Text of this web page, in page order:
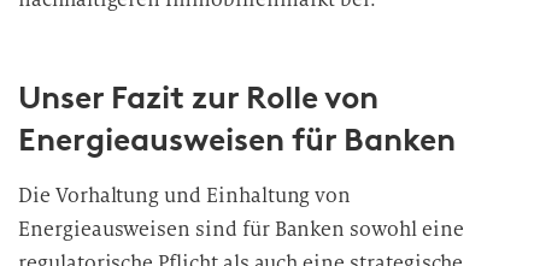
Unser Fazit zur Rolle von
Energieausweisen für Banken
Die Vorhaltung und Einhaltung von
Energieausweisen sind für Banken sowohl eine